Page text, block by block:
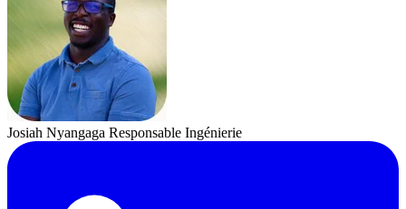
Josiah Nyangaga Responsable Ingénierie